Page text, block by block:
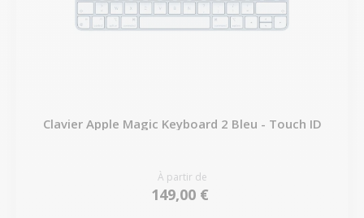
Clavier Apple Magic Keyboard 2 Bleu - Touch ID
À partir de
149,00 €